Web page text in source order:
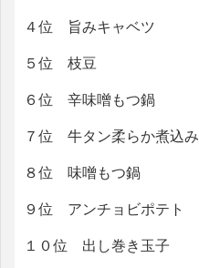
４位 旨みキャベツ
５位 枝豆
６位 辛味噌もつ鍋
７位 牛タン柔らか煮込み
８位 味噌もつ鍋
９位 アンチョビポテト
１０位 出し巻き玉子